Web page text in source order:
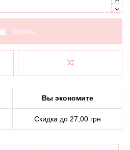
Купить
Вы экономите
Скидка до 27,00 грн